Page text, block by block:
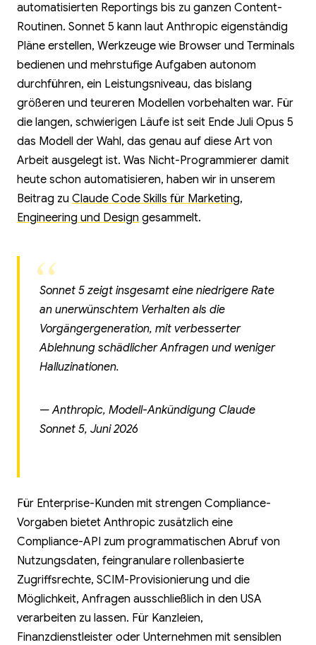
automatisierten Reportings bis zu ganzen Content-
Routinen. Sonnet 5 kann laut Anthropic eigenständig
Pläne erstellen, Werkzeuge wie Browser und Terminals
bedienen und mehrstufige Aufgaben autonom
durchführen, ein Leistungsniveau, das bislang
größeren und teureren Modellen vorbehalten war. Für
die langen, schwierigen Läufe ist seit Ende Juli Opus 5
das Modell der Wahl, das genau auf diese Art von
Arbeit ausgelegt ist. Was Nicht-Programmierer damit
heute schon automatisieren, haben wir in unserem
Beitrag zu Claude Code Skills für Marketing,
Engineering und Design gesammelt.
Sonnet 5 zeigt insgesamt eine niedrigere Rate
an unerwünschtem Verhalten als die
Vorgängergeneration, mit verbesserter
Ablehnung schädlicher Anfragen und weniger
Halluzinationen.
— Anthropic, Modell-Ankündigung Claude
Sonnet 5, Juni 2026
Für Enterprise-Kunden mit strengen Compliance-
Vorgaben bietet Anthropic zusätzlich eine
Compliance-API zum programmatischen Abruf von
Nutzungsdaten, feingranulare rollenbasierte
Zugriffsrechte, SCIM-Provisionierung und die
Möglichkeit, Anfragen ausschließlich in den USA
verarbeiten zu lassen. Für Kanzleien,
Finanzdienstleister oder Unternehmen mit sensiblen